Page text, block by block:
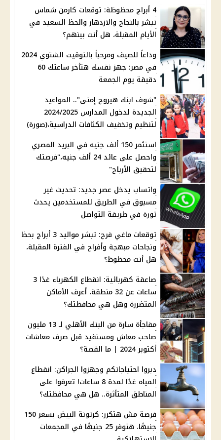
4 أبراج محظوظة: توقعات كارمن شماس
تبشر بالنجاح والازدهار والحظ السعيد في
الأيام المقبلة، هل أنت بينهم؟
وداعاً للصيف ومرحباً بالتوقيت الشتوي 2024
في مصر: جهز نفسك هتأخر ساعتك 60
دقيقة يوم الجمعة
"شوف ابنك هيروح إمتى".. المواعيد
الجديدة لدخول المدارس 2024/2025
لتنظيم وتخفيف الكثافات الدراسية،(صورة)
استثمر 150 ألف جنيه في البريد المصري
واحصل على عائد 24 ألف جنيه،"فرصتك
لتحقيق الأرباح"
واتساب يدخل عصر جديد: تحديث غير
مسبوق في الطريق للمستخدمين يحدث
ثورة في طريقة التواصل
توقعات ماغي فرح: تبشر مواليد 3 أبراج بحظ
ونجاحات مبهجة وأفراح في الفترة المقبلة،
هل أنت محظوظ؟
صاعقة كهربائية: انقطاع الكهرباء غدًا 3
ساعات عن 32 منطقة، أعرف الأماكن
المتضررة وهل هي محافظتك؟
مفاجأة سارة من البنك الأهلي لـ 13 مليون
صاحب معاش ومستفيد قبل صرف معاشات
أكتوبر 2024 | ما القصة؟
دبروا احتياجاتكم وجهزوا الجراكن: انقطاع
المياه غدًا لمدة 8 ساعات! تعرفوا على
المناطق المتأثرة.. هل هي محافظتك؟
فرصة مش هتكرر: كرتونة البيض بسعر 150
جنيهًا، هتوفر 25 جنيهًا في المجمعات